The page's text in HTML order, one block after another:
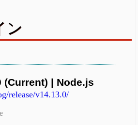
ン
(Current) | Node.js
release/v14.13.0/